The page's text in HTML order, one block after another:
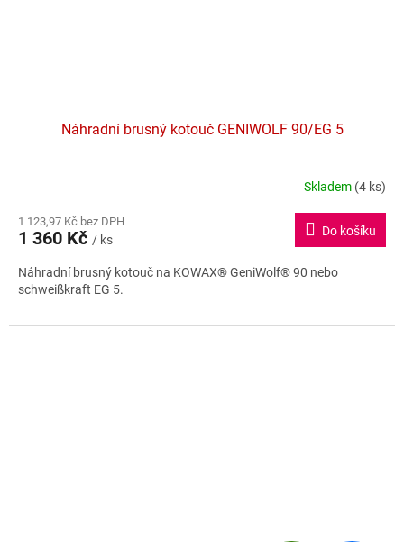
Náhradní brusný kotouč GENIWOLF 90/EG 5
produktu
je
z
5
Skladem (4 ks)
1 123,97 Kč bez DPH
1 360 Kč / ks
Do košíku
Náhradní brusný kotouč na KOWAX® GeniWolf® 90 nebo
schweißkraft EG 5.